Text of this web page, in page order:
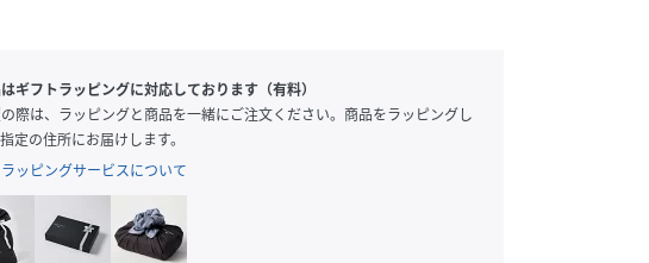
ギフトラッピングに対応しております（有料）
際は、ラッピングと商品を一緒にご注文ください。商品をラッピングし
定の住所にお届けします。
ッピングサービスについて